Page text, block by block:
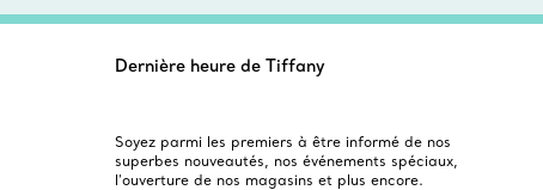
Dernière heure de Tiffany
Soyez parmi les premiers à être informé de nos
superbes nouveautés, nos événements spéciaux,
l’ouverture de nos magasins et plus encore.